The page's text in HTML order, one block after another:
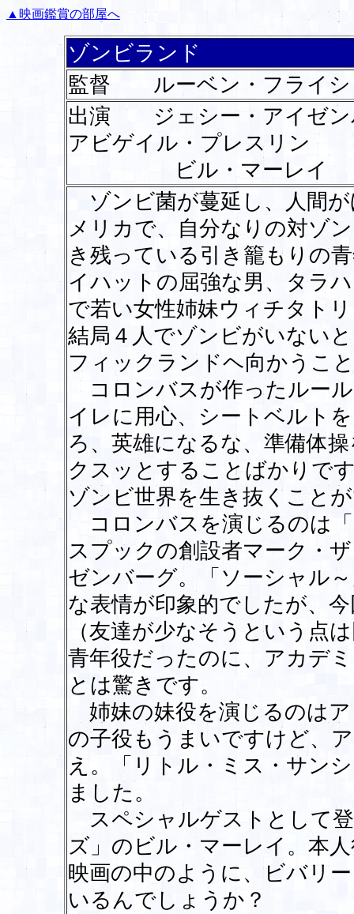
▲映画鑑賞の部屋へ
ゾンビランド
監督 ルーベン・フライシ
出演 ジェシー・アイ
アビゲイル・プレスリン
ビル・マーレイ
ゾンビ菌が蔓延し、人間
メリカで、自分なりの対ゾ
き残っている引き籠もりの
イハットの屈強な男、タラ
で若い女性姉妹ウィチタト
結局４人でゾンビがいない
フィックランドヘ向かうこ
コロンバスが作ったルー
イレに用心、シートベルト
ろ、英雄になるな、準備体
クスッとすることばかりで
ゾンビ世界を生き抜くこと
コロンバスを演じるのは「
スプックの創設者マーク・
ゼンバーグ。「ソーシャル
な表情が印象的でしたが、
（友達が少なそうという点
青年役だったのに、アカデ
とは驚きです。
姉妹の妹役を演じるのは
の子役もうまいですけど、
え。「リトル・ミス・サン
ました。
スペシャルゲストとして
ズ」のビル・マーレイ。本
映画の中のように、ビバリ
いるんでしょうか？